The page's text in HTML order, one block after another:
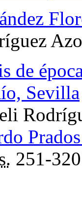
de
Sevilla
251-320